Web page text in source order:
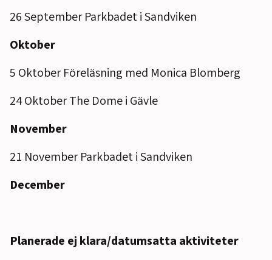
26 September Parkbadet i Sandviken
Oktober
5 Oktober Föreläsning med Monica Blomberg
24 Oktober The Dome i Gävle
November
21 November Parkbadet i Sandviken
December
Planerade ej klara/datumsatta aktiviteter